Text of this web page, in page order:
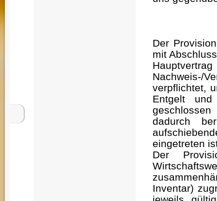
Der
mit
Nachweis-/
verpflichtet,
Entgelt
dadurch
eingetreten
Der
Inventar)